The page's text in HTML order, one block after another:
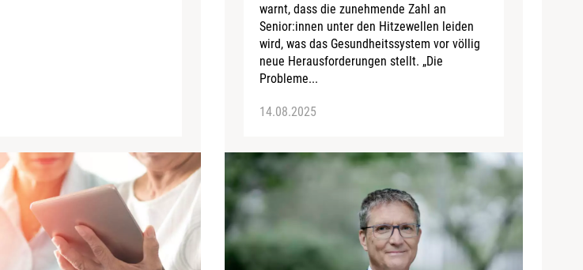
warnt, dass die zunehmende Zahl an
Senior:innen unter den Hitzewellen leiden
wird, was das Gesundheitssystem vor völlig
neue Herausforderungen stellt. „Die
Probleme...
14.08.2025